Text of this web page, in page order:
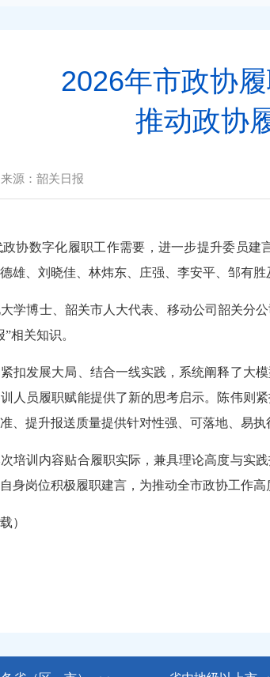
2026年市政协
推动政协
来源： 韶关日报
数字化履职工作需要，进一步提升委员建
雄、刘晓佳、林炜东、庄强、李安平、邹
博士、韶关市人大代表、移动公司韶关分公
报”相关知识。
发展大局、结合一线实践，系统阐释了大模
人员履职赋能提供了新的思考启示。陈伟则
、提升报送质量提供针对性强、可落地、
训内容贴合履职实际，兼具理论高度与实践
身岗位积极履职建言，为推动全市政协工作
）